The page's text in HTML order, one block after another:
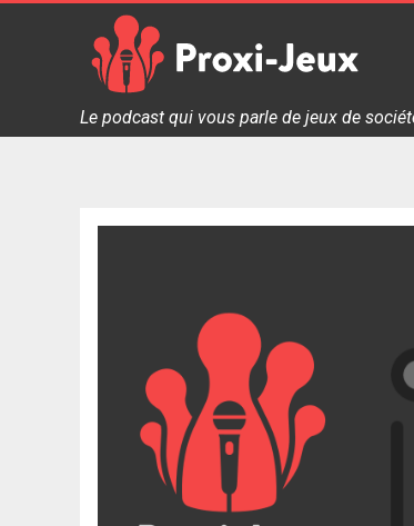
Proxi Jeux - Le podcast qui vous parle de
Le podcast qui vous parle de jeux de